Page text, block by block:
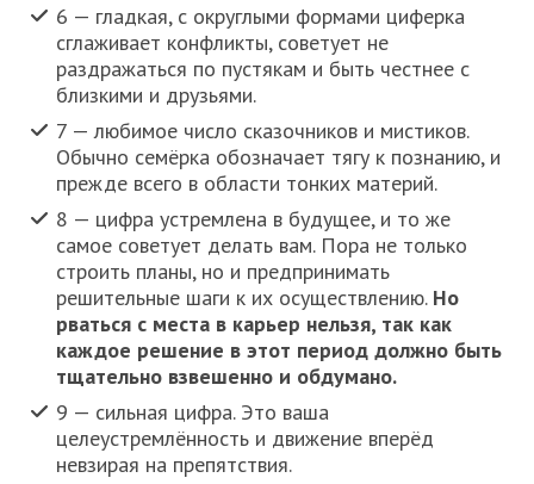
6 — гладкая, с округлыми формами циферка
сглаживает конфликты, советует не
раздражаться по пустякам и быть честнее с
близкими и друзьями.
7 — любимое число сказочников и мистиков.
Обычно семёрка обозначает тягу к познанию, и
прежде всего в области тонких материй.
8 — цифра устремлена в будущее, и то же
самое советует делать вам. Пора не только
строить планы, но и предпринимать
решительные шаги к их осуществлению. Но
рваться с места в карьер нельзя, так как
каждое решение в этот период должно быть
тщательно взвешенно и обдумано.
9 — сильная цифра. Это ваша
целеустремлённость и движение вперёд
невзирая на препятствия.